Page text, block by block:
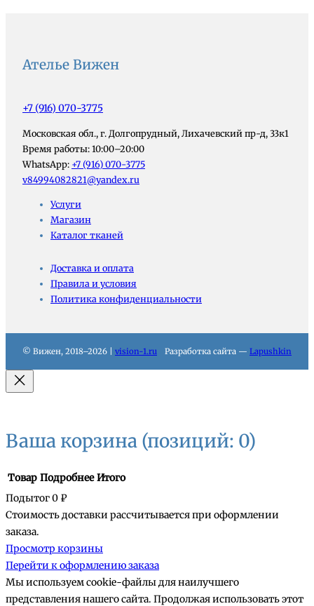
к
Ателье Вижен
+7 (916) 070-3775
Московская обл., г. Долгопрудный, Лихачевский пр-д, 33к1
Время работы: 10:00–20:00
WhatsApp: +7 (916) 070-3775
v84994082821@yandex.ru
Услуги
Магазин
Каталог тканей
Доставка и оплата
Правила и условия
Политика конфиденциальности
© Вижен, 2018–2026 | vision-1.ru Разработка сайта — Lapushkin
Ваша корзина (позиций: 0)
Товары
в
корзине
Товар Подробнее Итого
Подытог0 ₽
Стоимость доставки рассчитывается при оформлении
заказа.
Просмотр корзины
Перейти к оформлению заказа
Мы используем cookie-файлы для наилучшего
представления нашего сайта. Продолжая использовать этот